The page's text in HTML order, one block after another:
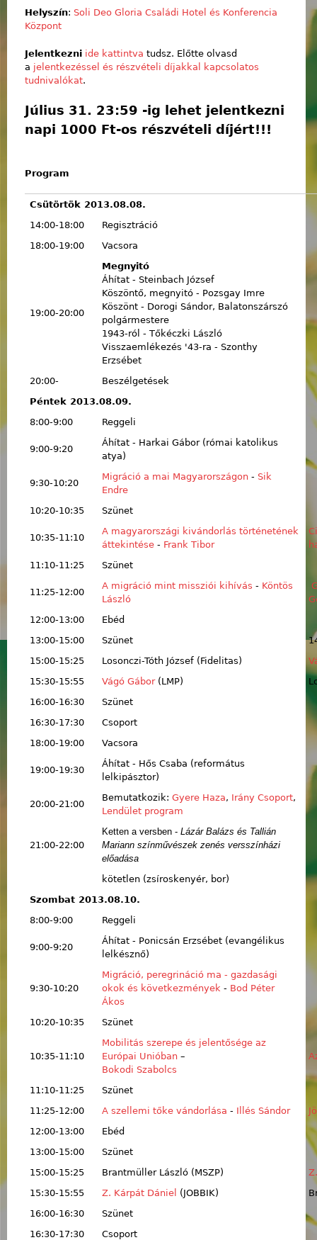
Helyszín: Soli Deo Gloria Családi Hotel és Konferencia
Központ
Jelentkezni ide kattintva tudsz. Előtte olvasd
a jelentkezéssel és részvételi díjakkal kapcsolatos
tudnivalókat.
Július 31. 23:59 -ig lehet jelentkezni
napi 1000 Ft-os részvételi díjért!!!
Program
Csütörtök 2013.08.08.
14:00-18:00
Regisztráció
18:00-19:00
Vacsora
19:00-20:00
Megnyitó
Áhítat - Steinbach József
Köszöntő, megnyitó - Pozsgay Imre
Köszönt - Dorogi Sándor, Balatonszárszó
polgármestere
1943-ról - Tőkéczki László
Visszaemlékezés '43-ra - Szonthy
Erzsébet
20:00-
Beszélgetések
Péntek 2013.08.09.
8:00-9:00
Reggeli
9:00-9:20
Áhítat - Harkai Gábor (római katolikus
atya)
9:30-10:20
Migráció a mai Magyarországon - Sik
Endre
10:20-10:35
Szünet
10:35-11:10
A magyarországi kivándorlás történetének
áttekintése - Frank Tibor
11:10-11:25
Szünet
11:25-12:00
A migráció mint missziói kihívás - Köntös
László
12:00-13:00
Ebéd
13:00-15:00
Szünet
15:00-15:25
Losonczi-Tóth József (Fidelitas)
15:30-15:55
Vágó Gábor(LMP)
16:00-16:30
Szünet
16:30-17:30
Csoport
18:00-19:00
Vacsora
19:00-19:30
Áhítat - Hős Csaba (református
lelkipásztor)
20:00-21:00
Bemutatkozik: Gyere Haza, Irány Csoport,
Lendület program
21:00-22:00
Ketten a versben - Lázár Balázs és Tallián
Mariann színművészek zenés versszínházi
előadása
kötetlen (zsíroskenyér, bor)
Szombat 2013.08.10.
8:00-9:00
Reggeli
9:00-9:20
Áhítat - Ponicsán Erzsébet (evangélikus
lelkésznő)
9:30-10:20
Migráció, peregrináció ma - gazdasági
okok és következmények - Bod Péter
Ákos
10:20-10:35
Szünet
10:35-11:10
Mobilitás szerepe és jelentősége az
Európai Unióban –
Bokodi Szabolcs
11:10-11:25
Szünet
11:25-12:00
A szellemi tőke vándorlása - Illés Sándor
12:00-13:00
Ebéd
13:00-15:00
Szünet
15:00-15:25
Brantmüller László (MSZP)
15:30-15:55
Z. Kárpát Dániel (JOBBIK)
16:00-16:30
Szünet
16:30-17:30
Csoport